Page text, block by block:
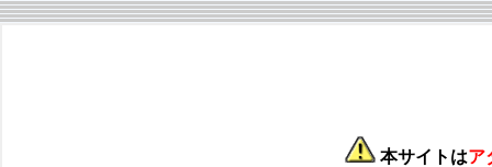
本サイトはア